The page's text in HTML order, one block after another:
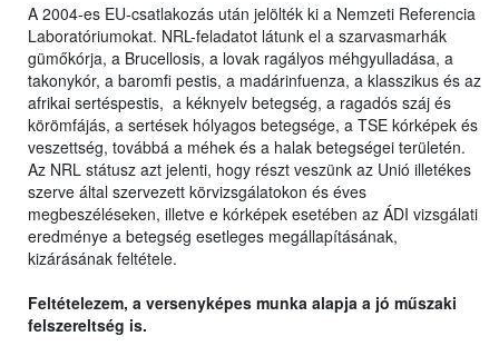
A 2004-es EU-csatlakozás után jelölték ki a Nemzeti Referencia
Laboratóriumokat. NRL-feladatot látunk el a szarvasmarhák
gümőkórja, a Brucellosis, a lovak ragályos méhgyulladása, a
takonykór, a baromfi pestis, a madárinfuenza, a klasszikus és az
afrikai sertéspestis, a kéknyelv betegség, a ragadós száj és
körömfájás, a sertések hólyagos betegsége, a TSE kórképek és
veszettség, továbbá a méhek és a halak betegségei területén.
Az NRL státusz azt jelenti, hogy részt veszünk az Unió illetékes
szerve által szervezett körvizsgálatokon és éves
megbeszéléseken, illetve e kórképek esetében az ÁDI vizsgálati
eredménye a betegség esetleges megállapításának,
kizárásának feltétele.
Feltételezem, a versenyképes munka alapja a jó műszaki
felszereltség is.